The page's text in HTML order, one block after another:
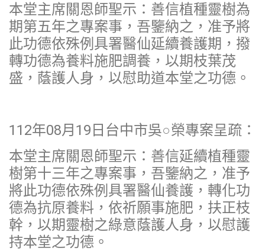
本堂主席關恩師聖示：善信植種靈樹為
期第五年之專案事，吾鑒納之，准予將
此功德依殊例具署醫仙延續養護期，撥
轉功德為養料施肥調養，以期枝葉茂
盛，蔭護人身，以慰助道本堂之功德。
112年08月19日台中市吳○榮專案呈疏：
本堂主席關恩師聖示：善信延續植種靈
樹第十三年之專案事，吾鑒納之，准予
將此功德依殊例具署醫仙養護，轉化功
德為抗原養料，依祈願事施肥，扶正枝
幹，以期靈樹之綠意蔭護人身，以慰護
持本堂之功德。